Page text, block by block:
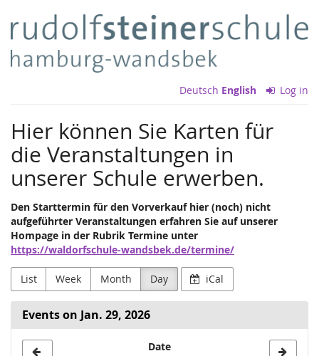
main
content
Rudolf
Steiner
Hamburg-
Wandsbek
e.V.
Deutsch English Log in
Hier können Sie Karten für
die Veranstaltungen in
unserer Schule erwerben.
Den Starttermin für den Vorverkauf hier (noch) nicht
aufgeführter Veranstaltungen erfahren Sie auf unserer
Hompage in der Rubrik Termine unter
https://waldorfschule-wandsbek.de/termine/
List Week Month Day iCal
Events on Jan. 29, 2026
Date